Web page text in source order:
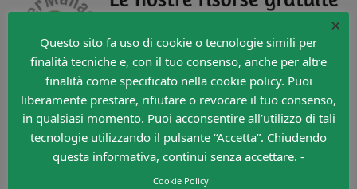
×
Questo sito fa uso di cookie o tecnologie simili per
finalità tecniche e, con il tuo consenso, anche per altre
finalità come specificato nella cookie policy. Puoi
liberamente prestare, rifiutare o revocare il tuo consenso,
in qualsiasi momento. Puoi acconsentire all’utilizzo di tali
tecnologie utilizzando il pulsante “Accetta”. Chiudendo
questa informativa, continui senza accettare. -
Cookie Policy